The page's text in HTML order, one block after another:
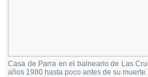
Casa de Parra en el balneario de Las
años 1980 hasta poco antes de su muerte.